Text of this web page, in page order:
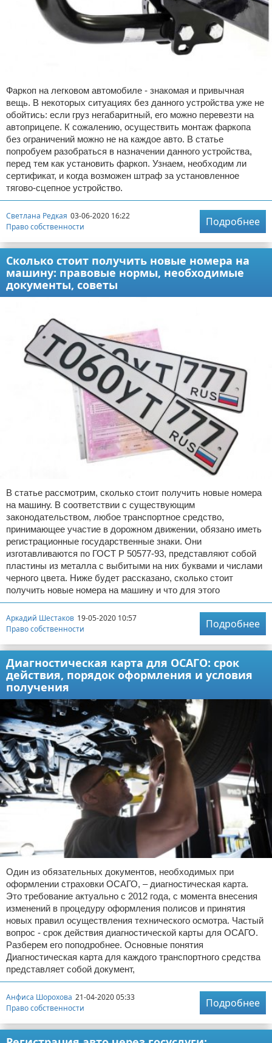
Фаркоп на легковом автомобиле - знакомая и привычная
вещь. В некоторых ситуациях без данного устройства уже не
обойтись: если груз негабаритный, его можно перевезти на
автоприцепе. К сожалению, осуществить монтаж фаркопа
без ограничений можно не на каждое авто. В статье
попробуем разобраться в назначении данного устройства,
перед тем как установить фаркоп. Узнаем, необходим ли
сертификат, и когда возможен штраф за установленное
тягово-сцепное устройство.
Светлана Редкая 03-06-2020 16:22
Право собственности
Подробнее
Сколько стоит получить новые номера на
машину: правовые нормы, необходимые
документы, советы
В статье рассмотрим, сколько стоит получить новые номера
на машину. В соответствии с существующим
законодательством, любое транспортное средство,
принимающее участие в дорожном движении, обязано иметь
регистрационные государственные знаки. Они
изготавливаются по ГОСТ Р 50577-93, представляют собой
пластины из металла с выбитыми на них буквами и числами
черного цвета. Ниже будет рассказано, сколько стоит
получить новые номера на машину и что для этого
Аркадий Шестаков 19-05-2020 10:57
Право собственности
Подробнее
Диагностическая карта для ОСАГО: срок
действия, порядок оформления и условия
получения
Один из обязательных документов, необходимых при
оформлении страховки ОСАГО, – диагностическая карта.
Это требование актуально с 2012 года, с момента внесения
изменений в процедуру оформления полисов и принятия
новых правил осуществления технического осмотра. Частый
вопрос - срок действия диагностической карты для ОСАГО.
Разберем его поподробнее. Основные понятия
Диагностическая карта для каждого транспортного средства
представляет собой документ,
Анфиса Шорохова 21-04-2020 05:33
Право собственности
Подробнее